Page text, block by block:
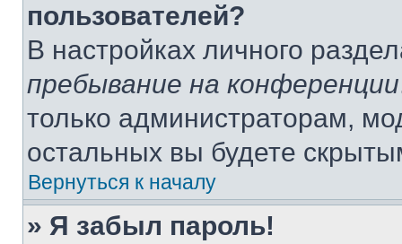
пользователей?
В настройках личного
пребывание на конференции
только администраторам,
остальных вы будете
Вернуться к началу
» Я забыл пароль!